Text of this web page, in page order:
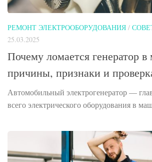
РЕМОНТ ЭЛЕКТРООБОРУДОВАНИЯ /
25.03.2025
Почему ломается генератор
причины, признаки и
Автомобильный электрогенератор —
всего электрического оборудования в